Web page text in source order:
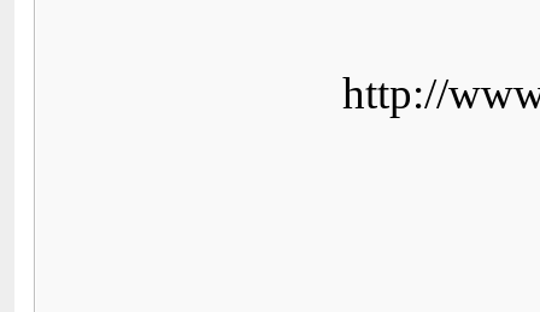
http://